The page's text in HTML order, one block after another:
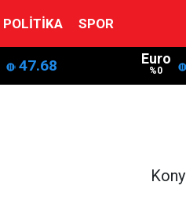
POLITIKA SPOR
47.68 Euro
%0